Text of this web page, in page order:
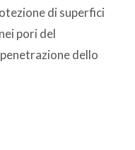
di superfici
pori del
dello